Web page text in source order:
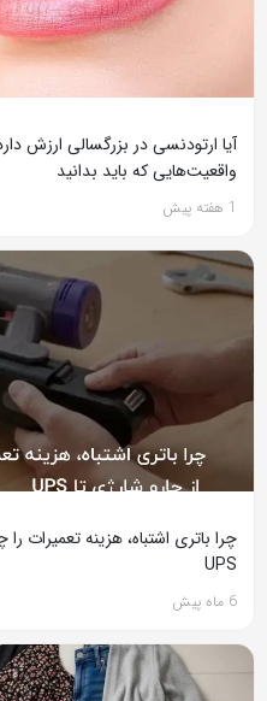
آیا ارتودنسی در بزرگسالی ارزش
واقعیت‌هایی که باید بدانید
1 هفته پیش
چرا باتری اشتباه، هزینه تعمیرات
UPS
6 ماه پیش